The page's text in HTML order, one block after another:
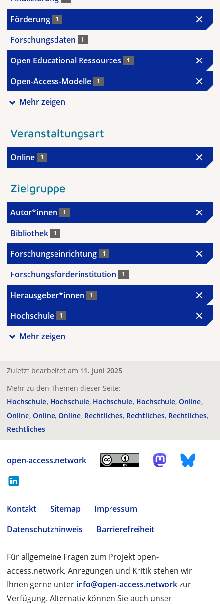
Förderung 1
Forschungsdaten 1
Open Educational Ressources 1
Open-Access-Modelle 1
Mehr zeigen
Veranstaltungsart
Online 1
Zielgruppe
Autor*innen 1
Bibliothek 1
Forschungseinrichtung 1
Forschungsförderinstitution 1
Herausgeber*innen 1
Hochschule 1
Mehr zeigen
Zuletzt bearbeitet am 11. Juni 2025
Mehr zu den Themen dieser Seite:
Hochschule Hochschule Hochschule Hochschule Online
Online Online Online Rechtliches Rechtliches Rechtliches
Rechtliches
open-access.network
Kontakt Sitemap
Impressum
Datenschutzhinweis
Barrierefreiheit
Für allgemeine Fragen zum Projekt open-
access.network, Anregungen und Kritik stehen wir
Ihnen gerne unter info@open-access.networkzur
Verfügung. Alternativ können Sie auch unser